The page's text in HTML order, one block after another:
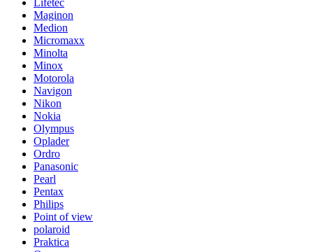
Lifetec
Maginon
Medion
Micromaxx
Minolta
Minox
Motorola
Navigon
Nikon
Nokia
Olympus
Oplader
Ordro
Panasonic
Pearl
Pentax
Philips
Point of view
polaroid
Praktica